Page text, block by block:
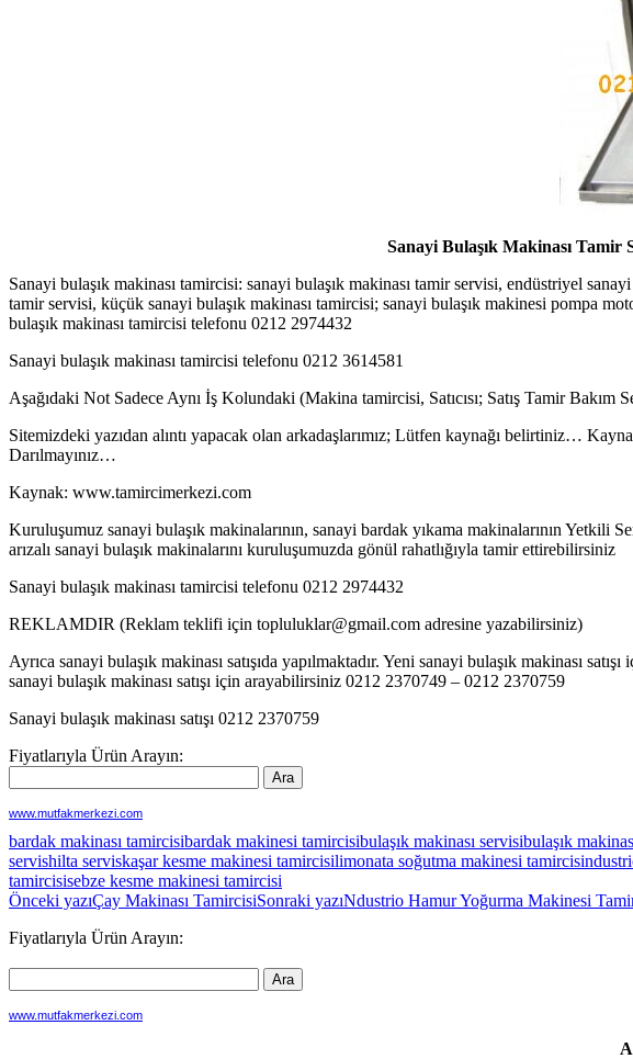
Sanayi Bulaşık Makinası Tamir
Sanayi bulaşık makinası tamircisi: sanayi bulaşık makinası tamir servisi, endüstriyel
tamir servisi, küçük sanayi bulaşık makinası tamircisi; sanayi bulaşık makinesi pompa
bulaşık makinası tamircisi telefonu 0212 2974432
Sanayi bulaşık makinası tamircisi telefonu 0212 3614581
Aşağıdaki Not Sadece Aynı İş Kolundaki (Makina tamircisi, Satıcısı; Satış Tamir
Sitemizdeki yazıdan alıntı yapacak olan arkadaşlarımız; Lütfen kaynağı belirtiniz…
Darılmayınız…
Kaynak: www.tamircimerkezi.com
Kuruluşumuz sanayi bulaşık makinalarının, sanayi bardak yıkama makinalarının Yetkili
arızalı sanayi bulaşık makinalarını kuruluşumuzda gönül rahatlığıyla tamir ettirebilirsiniz
Sanayi bulaşık makinası tamircisi telefonu 0212 2974432
REKLAMDIR (Reklam teklifi için topluluklar@gmail.com adresine yazabilirsiniz)
Ayrıca sanayi bulaşık makinası satışıda yapılmaktadır. Yeni sanayi bulaşık makinası
sanayi bulaşık makinası satışı için arayabilirsiniz 0212 2370749 – 0212 2370759
Sanayi bulaşık makinası satışı 0212 2370759
Fiyatlarıyla Ürün Arayın:
www.mutfakmerkezi.com
bardak makinası tamircisibardak makinesi tamircisibulaşık makinası servisibulaşık
servishilta serviskaşar kesme makinesi tamircisilimonata soğutma makinesi tamircisi
tamircisisebze kesme makinesi tamircisi
Yazı
dolaşımı
Önceki yazıÇay Makinası TamircisiSonraki yazıNdustrio Hamur Yoğurma Makinesi
Fiyatlarıyla Ürün Arayın:
www.mutfakmerkezi.com